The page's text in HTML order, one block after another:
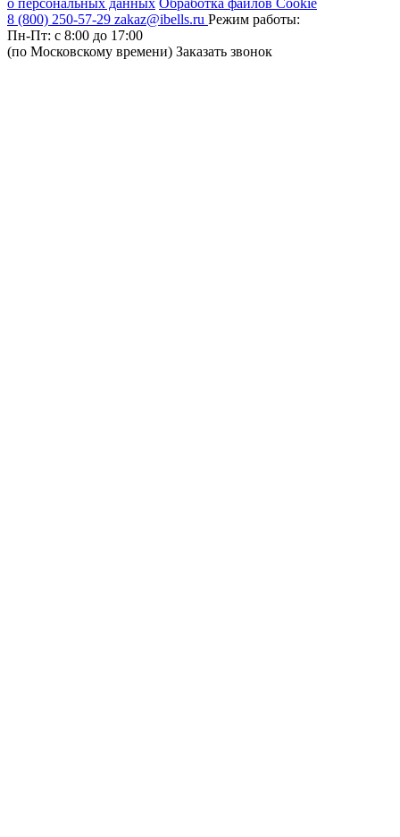
о персональных данных Обработка файлов Cookie
8 (800) 250-57-29 zakaz@ibells.ru Режим работы:
Пн-Пт: с 8:00 до 17:00
(по Московскому времени) Заказать звонок